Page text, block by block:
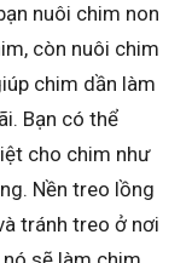
nuôi chim non
còn nuôi chim
chim dần làm
Bạn có thể
cho chim như
Nền treo lồng
tránh treo ở nơi